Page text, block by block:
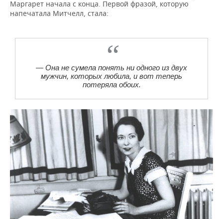
Маргарет начала с конца. Первой фразой, которую
напечатала Митчелл, стала:
— Она не сумела понять ни одного из двух
мужчин, которых любила, и вот теперь
потеряла обоих.